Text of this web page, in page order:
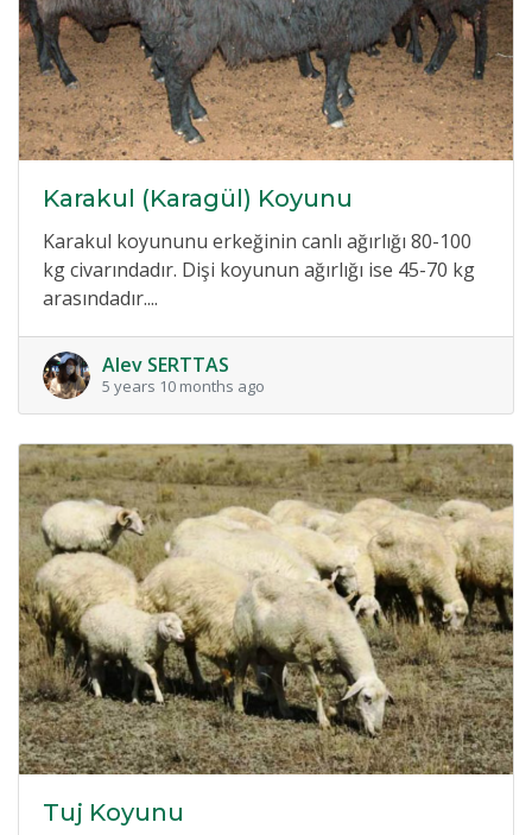
Karakul (Karagül) Koyunu
Karakul koyununu erkeğinin canlı ağırlığı 80-100
kg civarındadır. Dişi koyunun ağırlığı ise 45-70 kg
arasındadır....
Alev SERTTAS
5 years 10 months ago
Tuj Koyunu